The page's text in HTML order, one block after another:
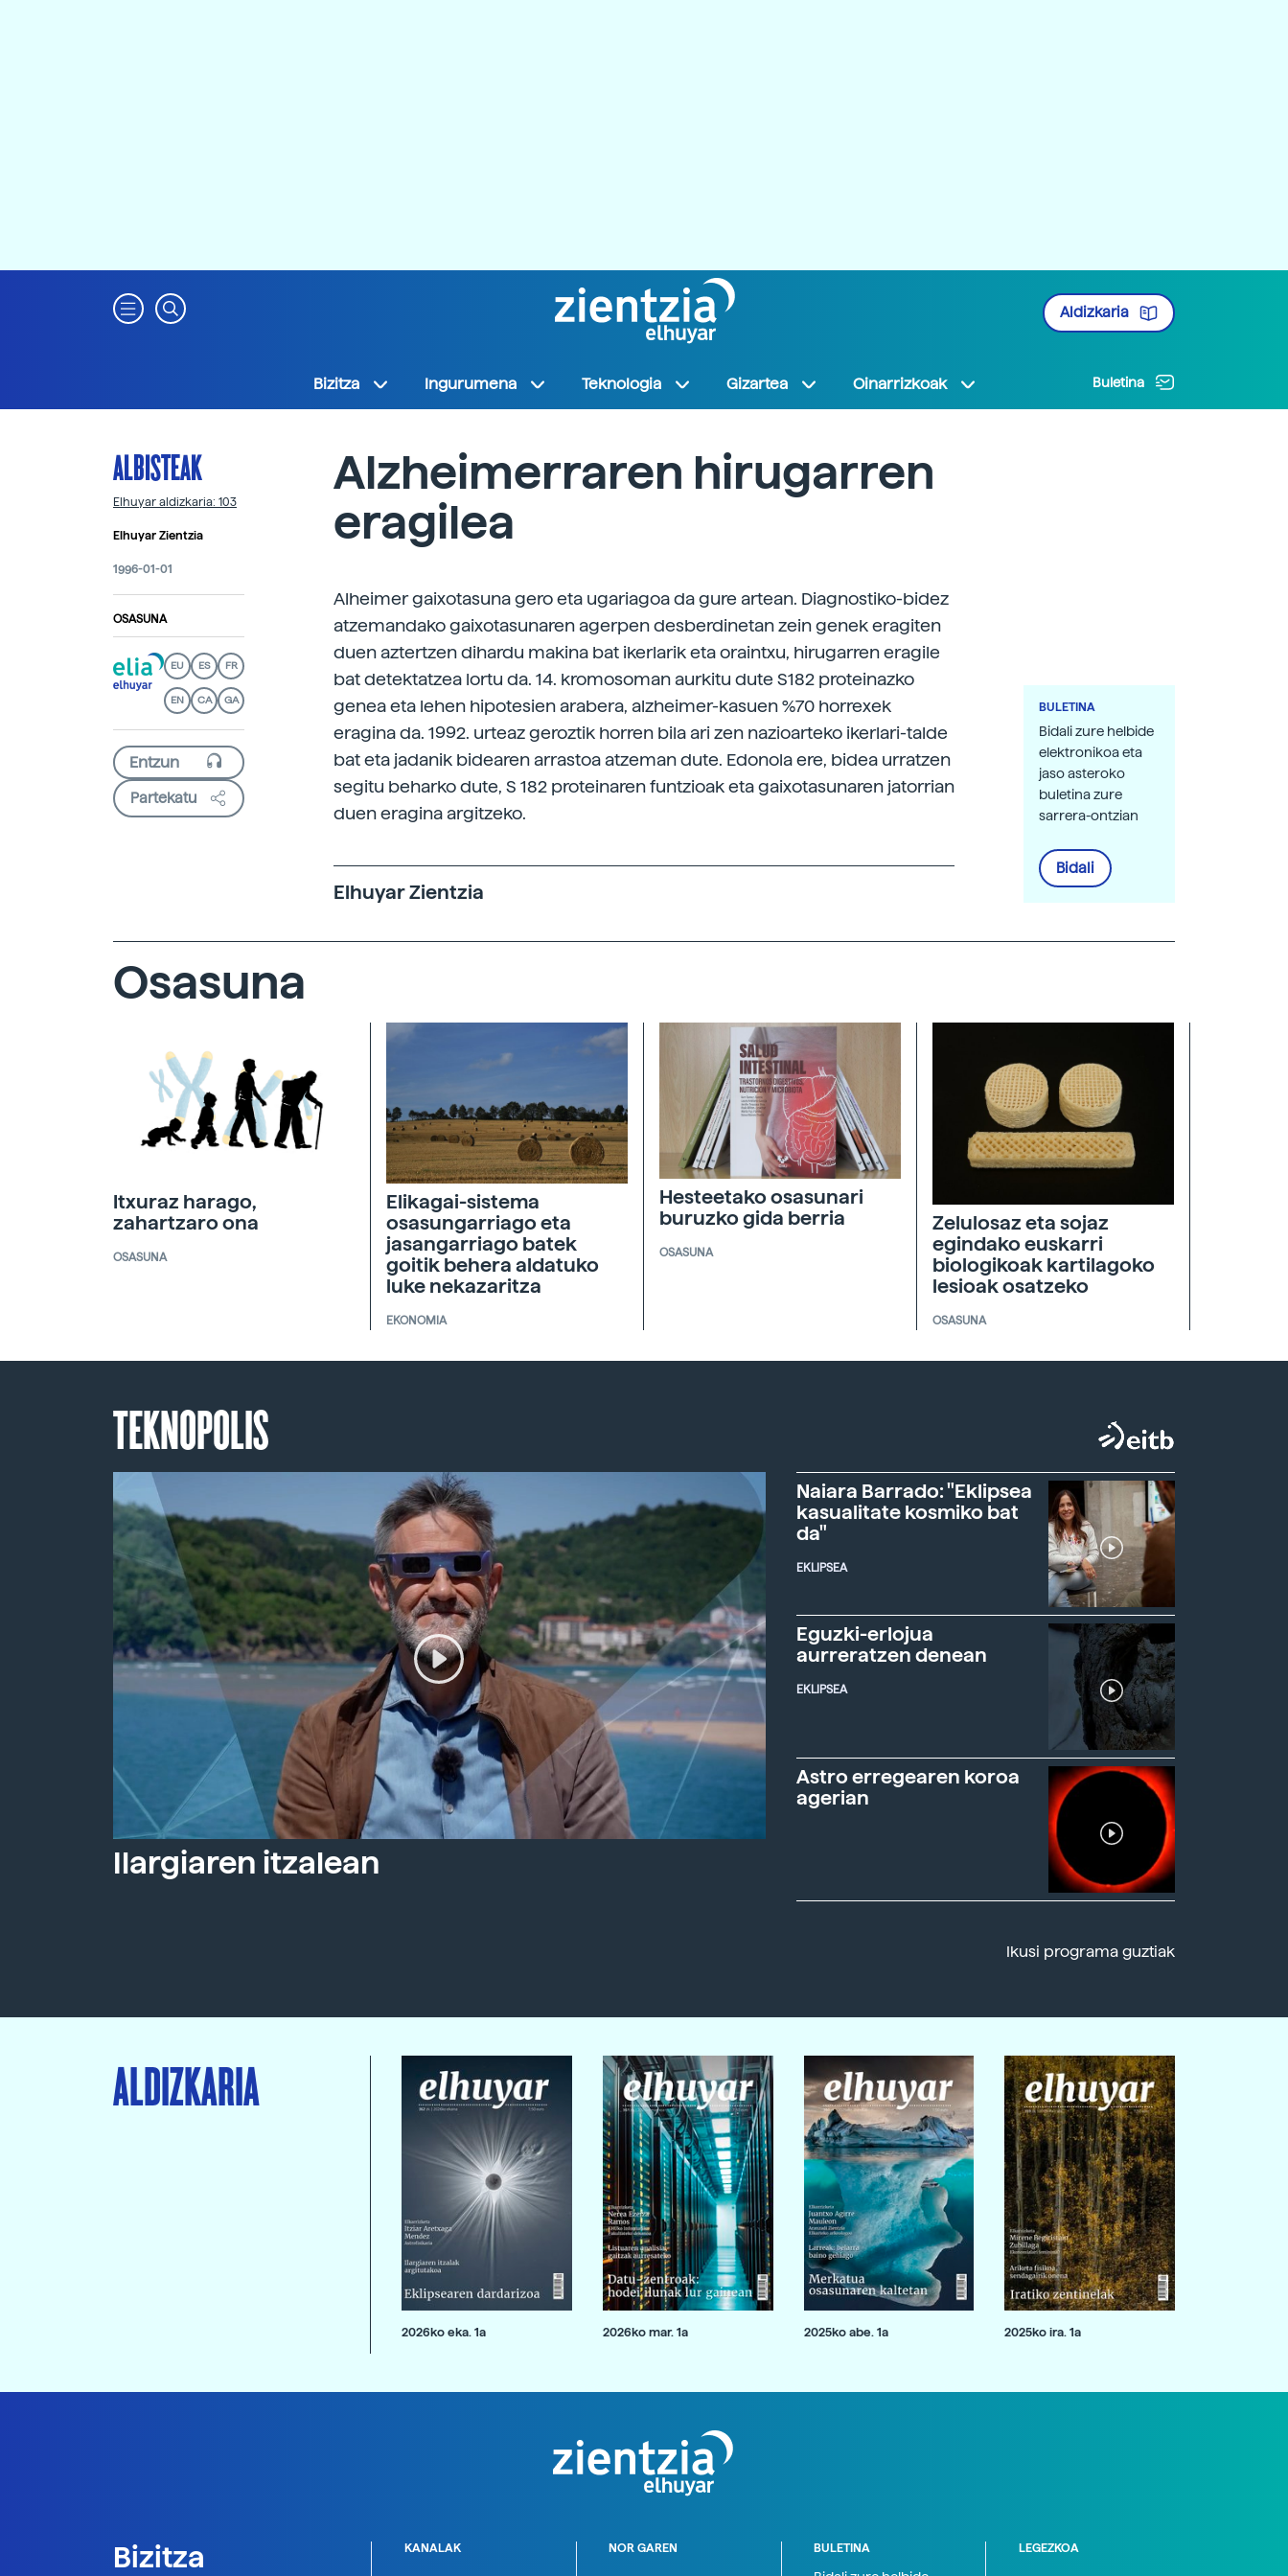
Aldizkaria
Bizitza Ingurumena Teknologia Gizartea Oinarrizkoak Buletina
ALBISTEAK
Elhuyar aldizkaria: 103
Elhuyar Zientzia
1996-01-01
OSASUNA
EU ES FR
EN CA GA
Partekatu
Alzheimerraren hirugarren
eragilea
Alheimer gaixotasuna gero eta ugariagoa da gure artean. Diagnostiko-bidez
atzemandako gaixotasunaren agerpen desberdinetan zein genek eragiten
duen aztertzen dihardu makina bat ikerlarik eta oraintxu, hirugarren eragile
bat detektatzea lortu da. 14. kromosoman aurkitu dute S182 proteinazko
genea eta lehen hipotesien arabera, alzheimer-kasuen %70 horrexek
eragina da. 1992. urteaz geroztik horren bila ari zen nazioarteko ikerlari-talde
bat eta jadanik bidearen arrastoa atzeman dute. Edonola ere, bidea urratzen
segitu beharko dute, S 182 proteinaren funtzioak eta gaixotasunaren jatorrian
duen eragina argitzeko.
Elhuyar Zientzia
BULETINA
Bidali zure helbide
elektronikoa eta
jaso asteroko
buletina zure
sarrera-ontzian
Bidali
Osasuna
Itxuraz harago,
zahartzaro ona
OSASUNA
Elikagai-sistema
osasungarriago eta
jasangarriago batek
goitik behera aldatuko
luke nekazaritza
EKONOMIA
Hesteetako osasunari
buruzko gida berria
OSASUNA
Zelulosaz eta sojaz
egindako euskarri
biologikoak kartilagoko
lesioak osatzeko
OSASUNA
TEKNOPOLIS
Ilargiaren itzalean
Naiara Barrado: "Eklipsea
kasualitate kosmiko bat
da"
EKLIPSEA
Eguzki-erlojua
aurreratzen denean
EKLIPSEA
Astro erregearen koroa
agerian
Ikusi programa guztiak
ALDIZKARIA
2026ko eka. 1a 2026ko mar. 1a 2025ko abe. 1a 2025ko ira. 1a
Bizitza
KANALAK NOR GAREN BULETINA LEGEZKOA